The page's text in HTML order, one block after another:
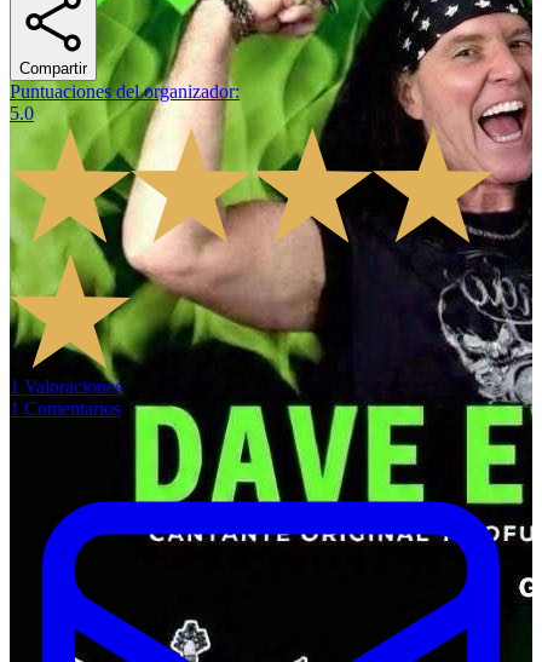
Compartir
Puntuaciones del organizador:
5.0
1 Valoraciones
1 Comentarios